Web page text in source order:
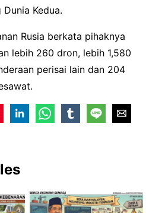
Kedua.
Rusia berkata pihaknya
lebih 260 dron, lebih 1,580
perisai lain dan 204